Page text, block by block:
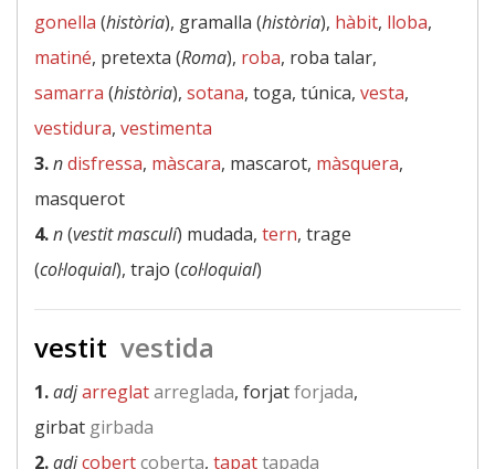
gonella (història), gramalla (història), hàbit, lloba,
matiné, pretexta (Roma), roba, roba talar,
samarra (història), sotana, toga, túnica, vesta,
vestidura, vestimenta
3.ndisfressa, màscara, mascarot, màsquera,
masquerot
4.n(vestit masculí) mudada, tern, trage
(col·loquial), trajo (col·loquial)
vestit vestida
1.adjarreglatarreglada, forjatforjada,
girbat girbada
2.adjcobertcoberta, tapattapada